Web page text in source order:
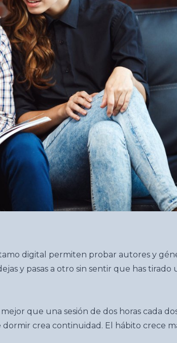
digital permiten probar autores y
y pasas a otro sin sentir que has tirado
que una sesión de dos horas cada
crea continuidad. El hábito crece